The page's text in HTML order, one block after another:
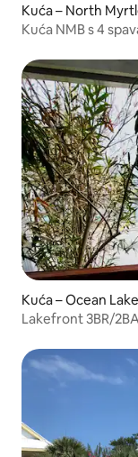
Kuća – North
Kuća NMB s 4
Kuća – Ocean
Lakefront 3BR/